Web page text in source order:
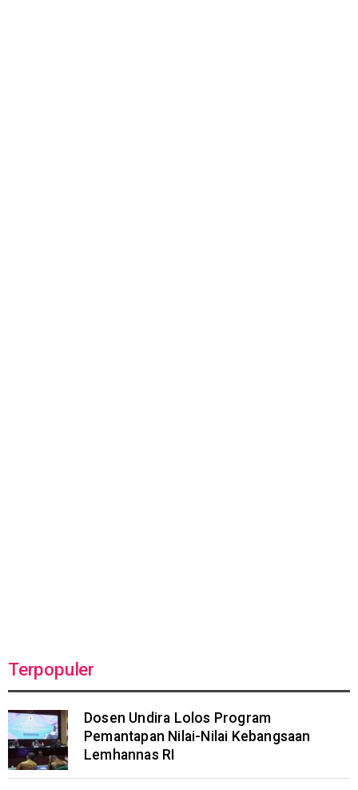
Terpopuler
Dosen Undira Lolos Program
Pemantapan Nilai-Nilai Kebangsaan
Lemhannas RI